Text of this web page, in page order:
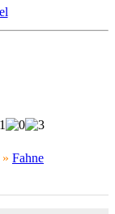
» Fahne